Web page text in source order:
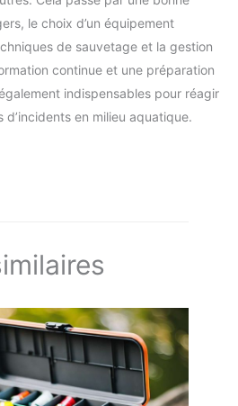
le choix d’un équipement
de sauvetage et la gestion
continue et une préparation
indispensables pour réagir
en milieu aquatique.